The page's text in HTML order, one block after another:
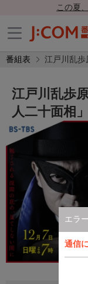
この夏
番組表 江戸川乱歩
エラー
通信
江戸川乱歩
人二十面相」